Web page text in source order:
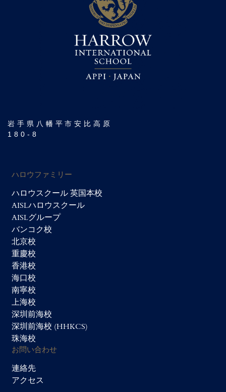
岩手県八幡平市安比高原
180-8
ハロウファミリー
ハロウスクール 英国本校
AISLハロウスクール
AISLグループ
バンコク校
北京校
重慶校
香港校
海口校
南寧校
上海校
深圳前海校
深圳前海校 (HHKCS)
珠海校
お問い合わせ
連絡先
アクセス